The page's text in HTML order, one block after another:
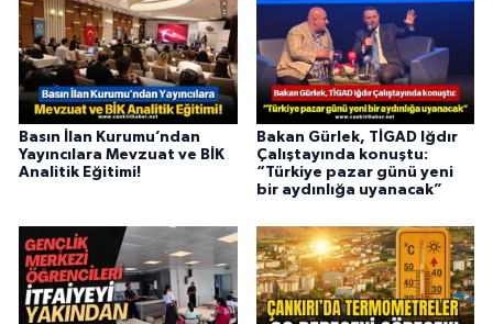
Basın İlan Kurumu’ndan
Yayıncılara Mevzuat ve BİK
Analitik Eğitimi!
Bakan Gürlek, TİGAD Iğdır
Çalıştayında konuştu:
“Türkiye pazar günü yeni
bir aydınlığa uyanacak”